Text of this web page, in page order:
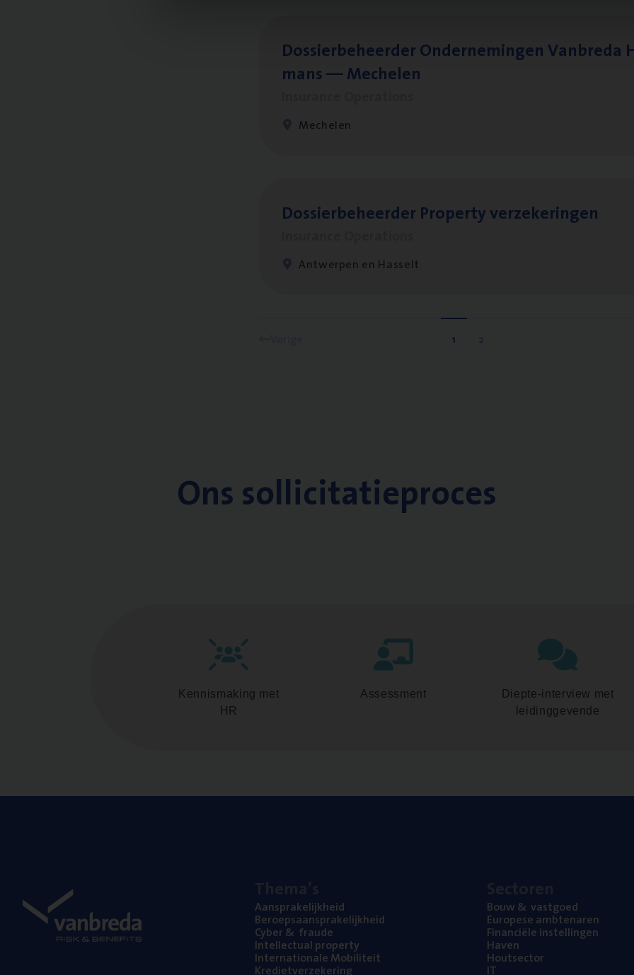
Dos­sier­be­heer­der Onder­ne­min­gen Van­b­re­da
mans — Mechelen
Mechelen
Dos­sier­be­heer­der Pro­per­ty verzekeringen
Antwerpen en Hasselt
1 2
Ons sollicitatieproces
Kennismaking met
HR
Assessment
Diepte-interview met
leidinggevende
Aan­spra­ke­lijk­heid
Beroeps­aan­spra­ke­lijk­heid
Cyber& fraude
Intel­lec­tu­al property
Inter­na­ti­o­na­le Mobiliteit
Kre­diet­ver­ze­ke­ring
Bouw& vastgoed
Euro­pe­se ambtenaren
Finan­ci­ë­le instellingen
Haven
Hout­sec­tor
IT